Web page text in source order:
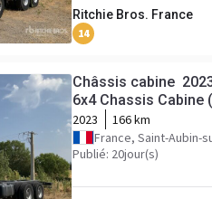
Ritchie Bros. France
14
Châssis cabine
6x4 Chassis Cabine
2023
166 km
France, Saint-Aubin-
Publié: 20jour(s)